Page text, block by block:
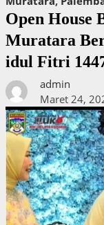
Open House
Muratara
idul Fitri
admin
Maret 24,